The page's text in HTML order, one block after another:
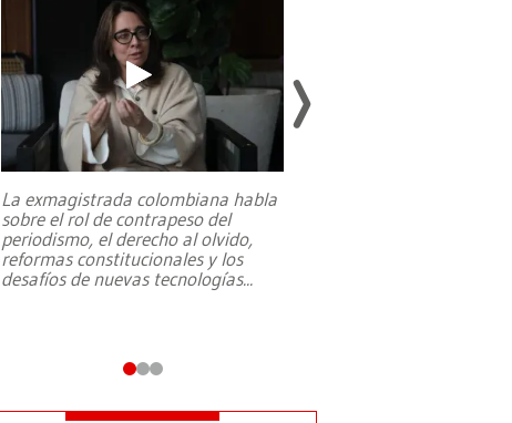
La exmagistrada colombiana habla
sobre el rol de contrapeso del
periodismo, el derecho al olvido,
reformas constitucionales y los
desafíos de nuevas tecnologías...